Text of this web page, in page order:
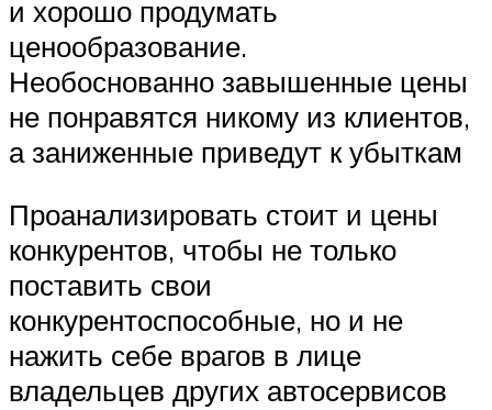
и хорошо продумать
ценообразование.
Необоснованно завышенные цены
не понравятся никому из клиентов,
а заниженные приведут к убыткам
Проанализировать стоит и цены
конкурентов, чтобы не только
поставить свои
конкурентоспособные, но и не
нажить себе врагов в лице
владельцев других автосервисов